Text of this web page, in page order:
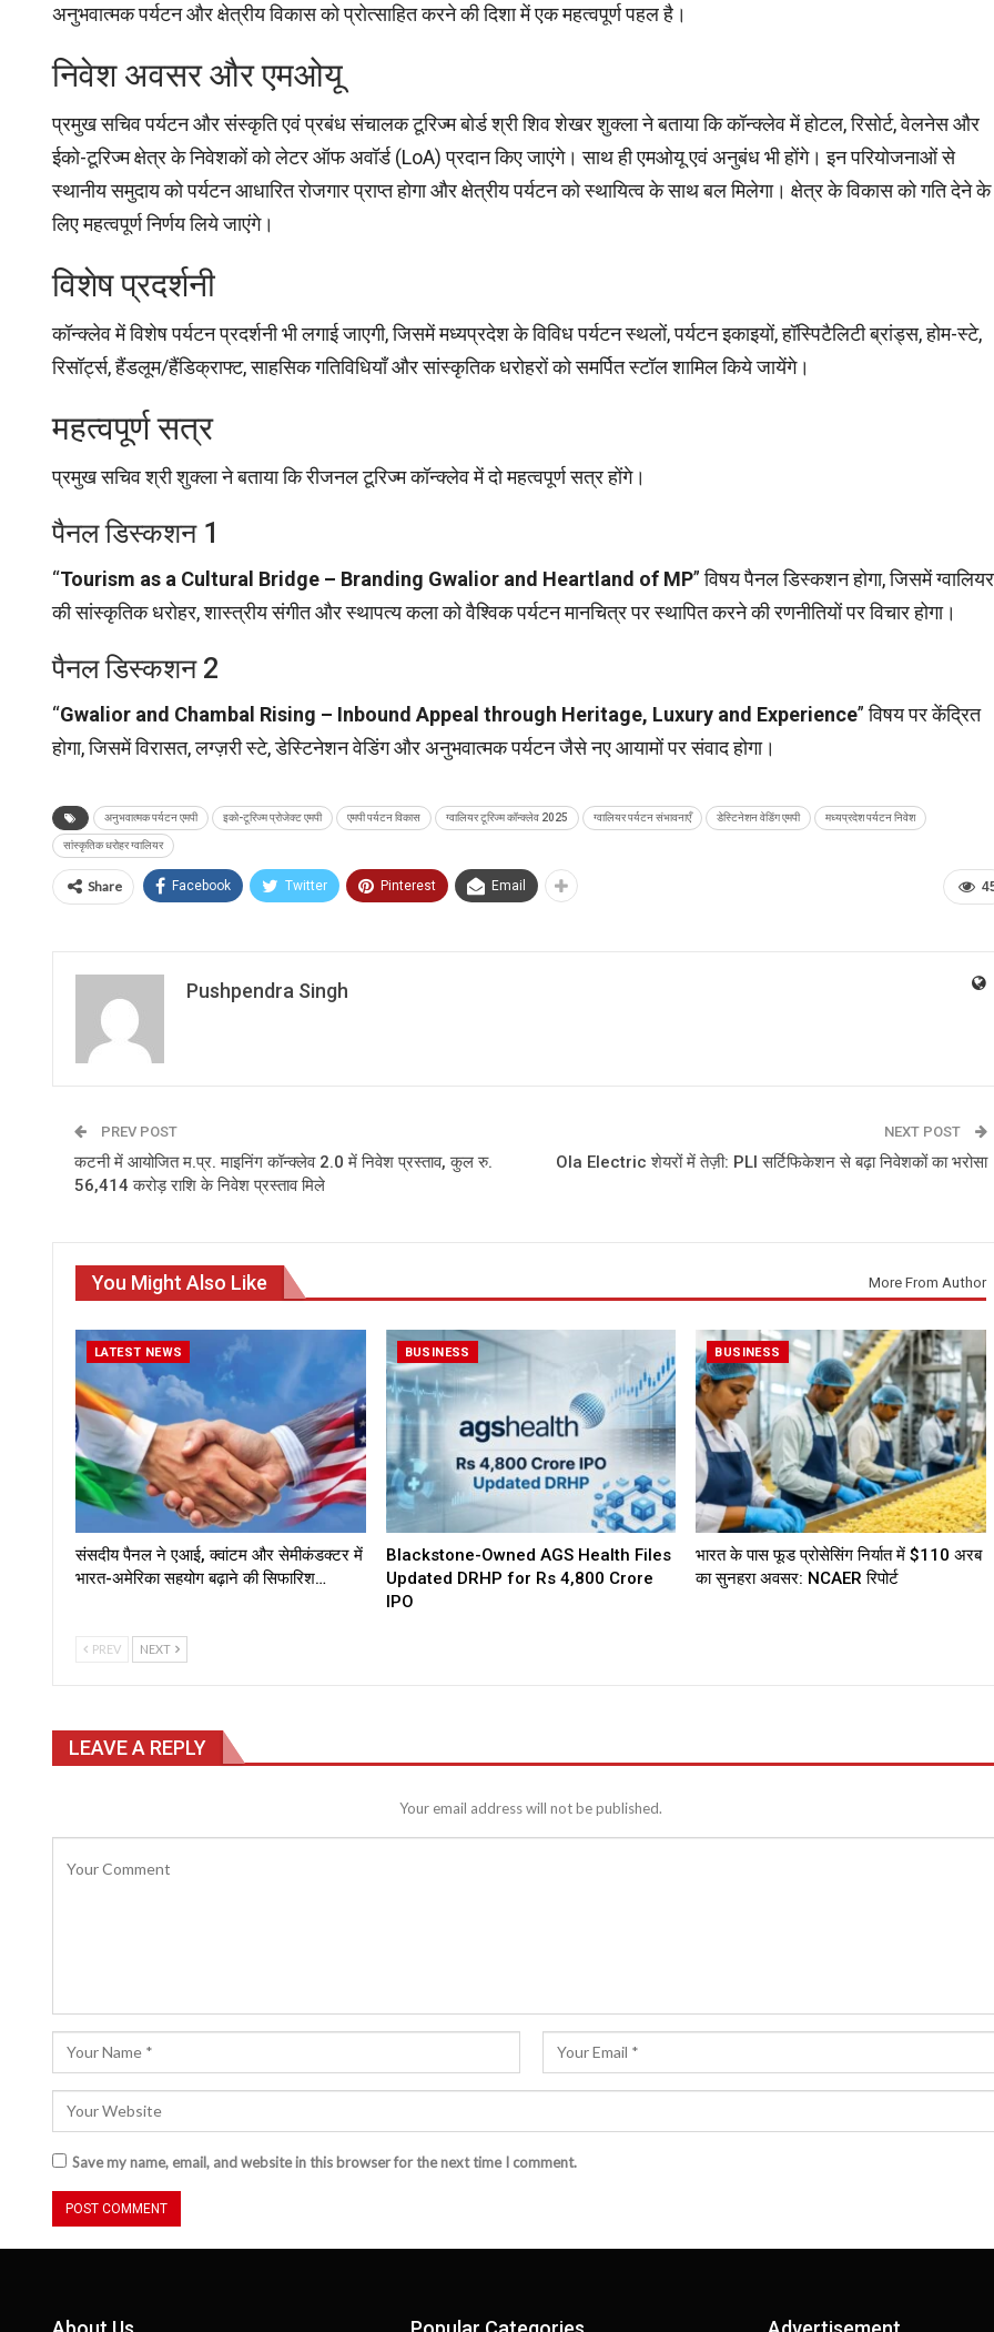
अनुभवात्मक पर्यटन और क्षेत्रीय विकास को प्रोत्साहित करने की दिशा में एक महत्वपूर्ण पहल है।
निवेश अवसर और एमओयू
प्रमुख सचिव पर्यटन और संस्कृति एवं प्रबंध संचालक टूरिज्म बोर्ड श्री शिव शेखर शुक्ला ने बताया कि कॉन्क्लेव में होटल, रिसोर्ट, वेलनेस और
ईको-टूरिज्म क्षेत्र के निवेशकों को लेटर ऑफ अवॉर्ड (LoA) प्रदान किए जाएंगे। साथ ही एमओयू एवं अनुबंध भी होंगे। इन परियोजनाओं से
स्थानीय समुदाय को पर्यटन आधारित रोजगार प्राप्त होगा और क्षेत्रीय पर्यटन को स्थायित्व के साथ बल मिलेगा। क्षेत्र के विकास को गति देने के
लिए महत्वपूर्ण निर्णय लिये जाएंगे।
विशेष प्रदर्शनी
कॉन्क्लेव में विशेष पर्यटन प्रदर्शनी भी लगाई जाएगी, जिसमें मध्यप्रदेश के विविध पर्यटन स्थलों, पर्यटन इकाइयों, हॉस्पिटैलिटी ब्रांड्स, होम-स्टे,
रिसॉर्ट्स, हैंडलूम/हैंडिक्राफ्ट, साहसिक गतिविधियाँ और सांस्कृतिक धरोहरों को समर्पित स्टॉल शामिल किये जायेंगे।
महत्वपूर्ण सत्र
प्रमुख सचिव श्री शुक्ला ने बताया कि रीजनल टूरिज्म कॉन्क्लेव में दो महत्वपूर्ण सत्र होंगे।
पैनल डिस्कशन 1
“Tourism as a Cultural Bridge – Branding Gwalior and Heartland of MP” विषय पैनल डिस्कशन होगा, जिसमें ग्वालियर
की सांस्कृतिक धरोहर, शास्त्रीय संगीत और स्थापत्य कला को वैश्विक पर्यटन मानचित्र पर स्थापित करने की रणनीतियों पर विचार होगा।
पैनल डिस्कशन 2
“Gwalior and Chambal Rising – Inbound Appeal through Heritage, Luxury and Experience” विषय पर केंद्रित
होगा, जिसमें विरासत, लग्ज़री स्टे, डेस्टिनेशन वेडिंग और अनुभवात्मक पर्यटन जैसे नए आयामों पर संवाद होगा।
अनुभवात्मक पर्यटन एमपी इको-टूरिज्म प्रोजेक्ट एमपी एमपी पर्यटन विकास ग्वालियर टूरिज्म कॉन्क्लेव 2025 ग्वालियर पर्यटन संभावनाएँ डेस्टिनेशन वेडिंग एमपी मध्यप्रदेश पर्यटन निवेश
सांस्कृतिक धरोहर ग्वालियर
Share Facebook Twitter Pinterest Email
Pushpendra Singh
PREV POST
कटनी में आयोजित म.प्र. माइनिंग कॉन्क्लेव 2.0 में निवेश प्रस्ताव, कुल रु.
56,414 करोड़ राशि के निवेश प्रस्ताव मिले
NEXT POST
Ola Electric शेयरों में तेज़ी: PLI सर्टिफिकेशन से बढ़ा निवेशकों का भरोसा
You Might Also Like More From Author
LATEST NEWS
संसदीय पैनल ने एआई, क्वांटम और सेमीकंडक्टर में
भारत-अमेरिका सहयोग बढ़ाने की सिफारिश…
BUSINESS
Blackstone-Owned AGS Health Files
Updated DRHP for Rs 4,800 Crore
IPO
BUSINESS
भारत के पास फूड प्रोसेसिंग निर्यात में $110 अरब
का सुनहरा अवसर: NCAER रिपोर्ट
PREV NEXT
LEAVE A REPLY
Your email address will not be published.
Save my name, email, and website in this browser for the next time I comment.